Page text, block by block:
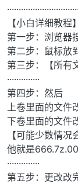
【小白详细教程】
第一步：浏览器
第二步：鼠标放
第三步：【所有
··············
第四步：然后
上卷里面的文件
下卷里面的文件
【可能少数情
他就是
··············
第五步：更改改